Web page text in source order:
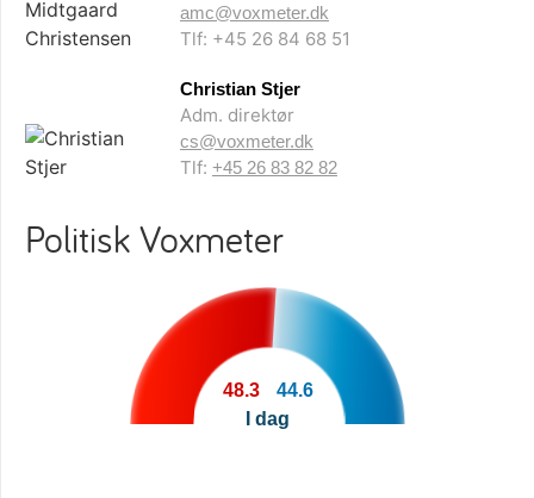
amc@voxmeter.dk
Tlf: +45 26 84 68 51
Christian Stjer
Adm. direktør
cs@voxmeter.dk
Tlf: +45 26 83 82 82
Politisk Voxmeter
48.3
44.6
I dag